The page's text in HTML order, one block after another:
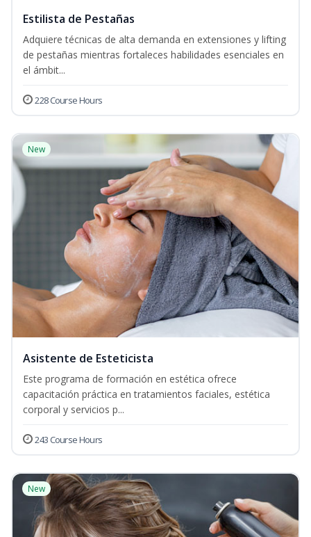
Estilista de Pestañas
Adquiere técnicas de alta demanda en extensiones y lifting
de pestañas mientras fortaleces habilidades esenciales en
el ámbit...
228 Course Hours
New
Asistente de Esteticista
Este programa de formación en estética ofrece
capacitación práctica en tratamientos faciales, estética
corporal y servicios p...
243 Course Hours
New